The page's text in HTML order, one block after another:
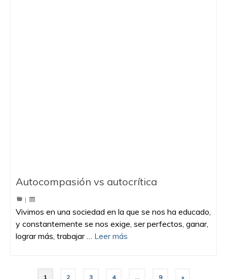
Autocompasión vs autocrítica
|
Vivimos en una sociedad en la que se nos ha educado,
y constantemente se nos exige, ser perfectos, ganar,
lograr más, trabajar … Leer más
1 2 3 4 … 9 »